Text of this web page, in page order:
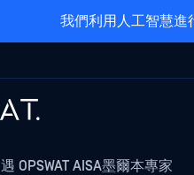
我們利用人工智慧進
遇 OPSWAT AISA墨爾本專家